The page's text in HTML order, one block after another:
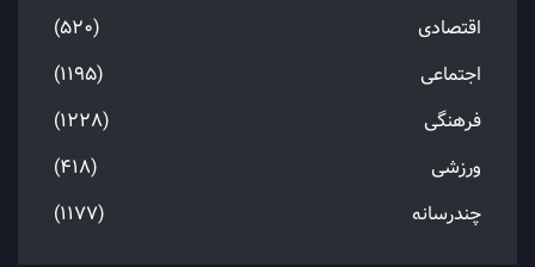
اقتصادی
(520)
اجتماعی
(1195)
فرهنگی
(1228)
ورزشی
(418)
چندرسانه
(1177)